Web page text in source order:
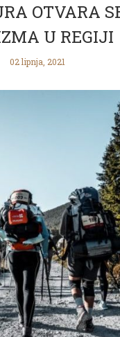
OTVARA
U REGIJI
02 lipnja, 2021